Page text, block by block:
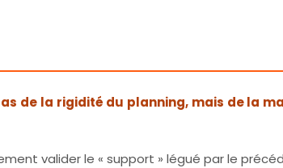
de la rigidité du planning, mais de la
valider le « support » légué par le